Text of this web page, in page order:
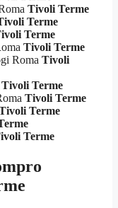
Tivoli Terme
Terme
Terme
Tivoli Terme
Roma Tivoli
Tivoli Terme
Tivoli Terme
Terme
Terme